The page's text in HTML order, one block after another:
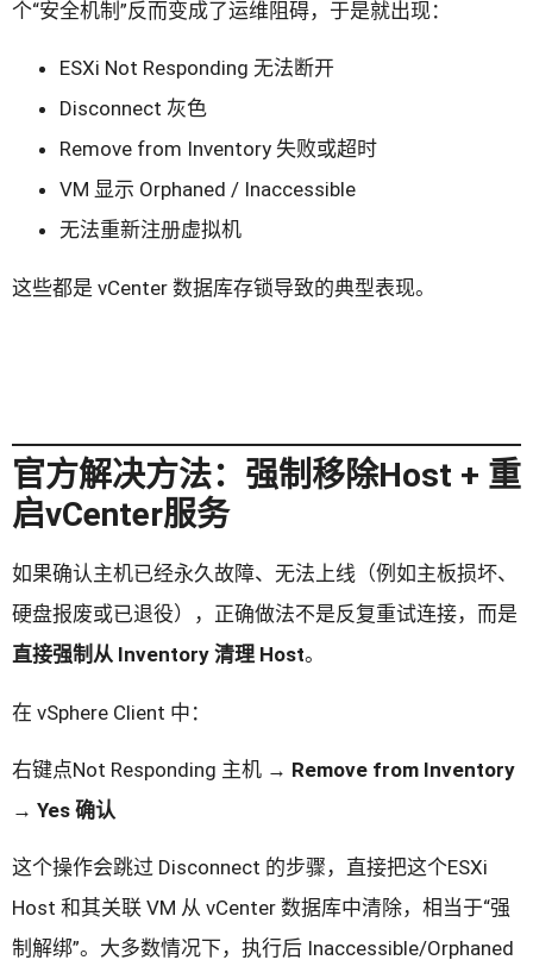
个“安全机制”反而变成了运维阻碍，于是就出现：
ESXi Not Responding 无法断开
Disconnect 灰色
Remove from Inventory 失败或超时
VM 显示 Orphaned / Inaccessible
无法重新注册虚拟机
这些都是 vCenter 数据库存锁导致的典型表现。
官方解决方法：强制移除Host + 重
启vCenter服务
如果确认主机已经永久故障、无法上线（例如主板损坏、
硬盘报废或已退役），正确做法不是反复重试连接，而是
直接强制从 Inventory 清理 Host。
在 vSphere Client 中：
右键点Not Responding 主机 → Remove from Inventory
→ Yes 确认
这个操作会跳过 Disconnect 的步骤，直接把这个ESXi
Host 和其关联 VM 从 vCenter 数据库中清除，相当于“强
制解绑”。大多数情况下，执行后 Inaccessible/Orphaned